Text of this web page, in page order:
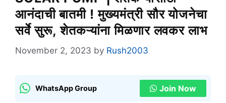
आनंदाची बातमी ! मुख्यमंत्री सौर योजनेचा
सर्वे सुरू, शेतकऱ्यांना मिळणार लवकर लाभ
November 2, 2023 by Rush2003
WhatsApp Group Join Now